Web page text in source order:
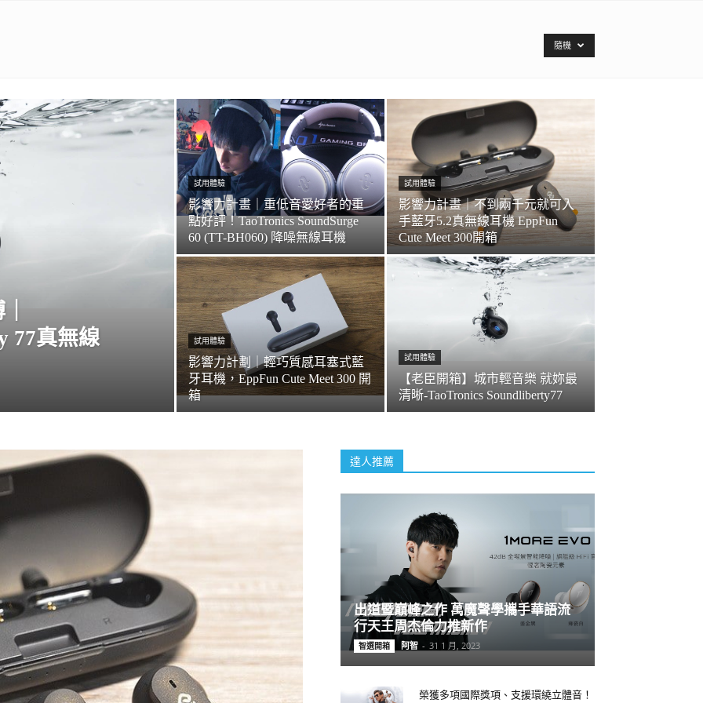
隨機
77真無線
試用體驗
影響力計畫｜重低音愛好者的重
點好評！TaoTronics SoundSurge
60 (TT-BH060) 降噪無線耳機
試用體驗
影響力計畫｜不到兩千元就可入
手藍牙5.2真無線耳機 EppFun
Cute Meet 300開箱
試用體驗
影響力計劃｜輕巧質感耳塞式藍
牙耳機，EppFun Cute Meet 300 開
箱
試用體驗
【老臣開箱】城市輕音樂 就妳最
清晰-TaoTronics Soundliberty77
達人推薦
出道暨巔峰之作 萬魔聲學攜手華語流
行天王周杰倫力推新作
智選開箱 阿智 - 31 1 月, 2023
榮獲多項國際獎項、支援環繞立體音！